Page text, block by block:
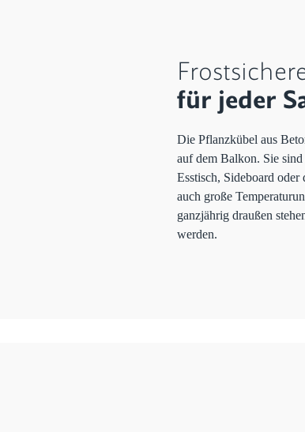
für jeder
Die Pflanzkübel aus
auf dem Balkon. Sie
Esstisch, Sideboard oder
auch große
ganzjährig draußen
werden.